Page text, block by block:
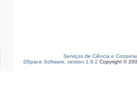
Serviços de Ciência e
DSpace Software, version 1.6.2 Copyright ©